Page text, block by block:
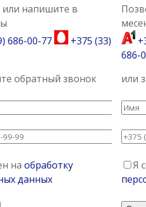
напишите в
686-00-77
+375 (33)
обратный звонок
на обработку
данных
686-
или
Я